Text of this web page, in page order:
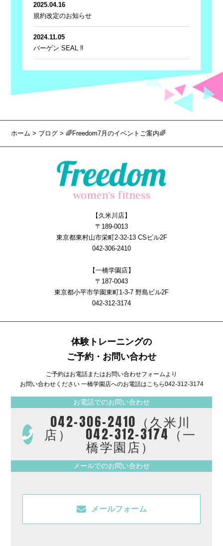
2025.04.16
規約改定のお知らせ
2024.11.05
バーゲン SEAL ‼
ホーム> ブログ > 🌈Freedom7月のイベントご案内🌈
【久米川店】
〒189-0013
東京都東村山市栄町2-32-13 CSビル2F
042-306-2410
【一橋学園店】
〒187-0043
東京都小平市学園東町1-3-7 野島ビル2F
042-312-3174
体験トレーニングの
ご予約・お問い合わせ
ご予約はお電話またはお問い合わせフォームより
お問い合わせください 一橋学園店へのお電話はこちら042-312-3174
お電話でのお問い合わせ
042-306-2410（久米川
店） 042-312-3174（一
橋学園店）
メールでのお問い合わせ
メールフォーム